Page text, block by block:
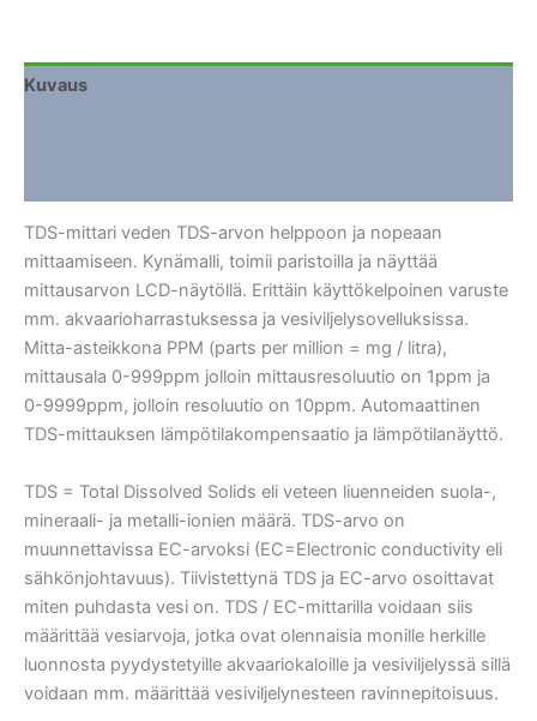
Kuvaus
TDS-mittari veden TDS-arvon helppoon ja nopeaan
mittaamiseen. Kynämalli, toimii paristoilla ja näyttää
mittausarvon LCD-näytöllä. Erittäin käyttökelpoinen varuste
mm. akvaarioharrastuksessa ja vesiviljelysovelluksissa.
Mitta-asteikkona PPM (parts per million = mg / litra),
mittausala 0-999ppm jolloin mittausresoluutio on 1ppm ja
0-9999ppm, jolloin resoluutio on 10ppm. Automaattinen
TDS-mittauksen lämpötilakompensaatio ja lämpötilanäyttö.
TDS = Total Dissolved Solids eli veteen liuenneiden suola-,
mineraali- ja metalli-ionien määrä. TDS-arvo on
muunnettavissa EC-arvoksi (EC=Electronic conductivity eli
sähkönjohtavuus). Tiivistettynä TDS ja EC-arvo osoittavat
miten puhdasta vesi on. TDS / EC-mittarilla voidaan siis
määrittää vesiarvoja, jotka ovat olennaisia monille herkille
luonnosta pyydystetyille akvaariokaloille ja vesiviljelyssä sillä
voidaan mm. määrittää vesiviljelynesteen ravinnepitoisuus.